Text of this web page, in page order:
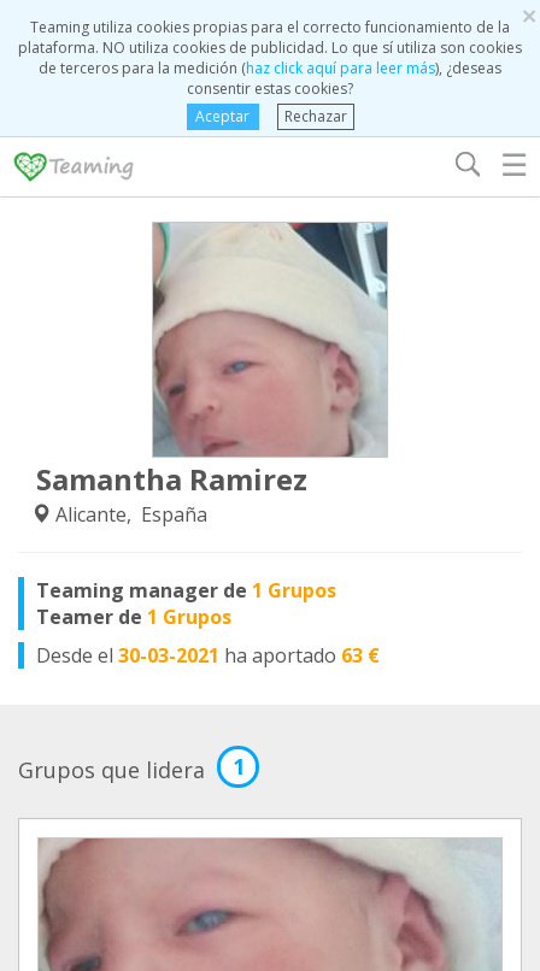
×
Teaming utiliza cookies propias para el correcto funcionamiento de la
plataforma. NO utiliza cookies de publicidad. Lo que sí utiliza son cookies
de terceros para la medición (haz click aquí para leer más), ¿deseas
consentir estas cookies?
Aceptar
Rechazar
☰
Samantha Ramirez
Alicante, España
Teaming manager de 1 Grupos
Teamer de 1 Grupos
Desde el 30-03-2021 ha aportado 63 €
Grupos que lidera 1